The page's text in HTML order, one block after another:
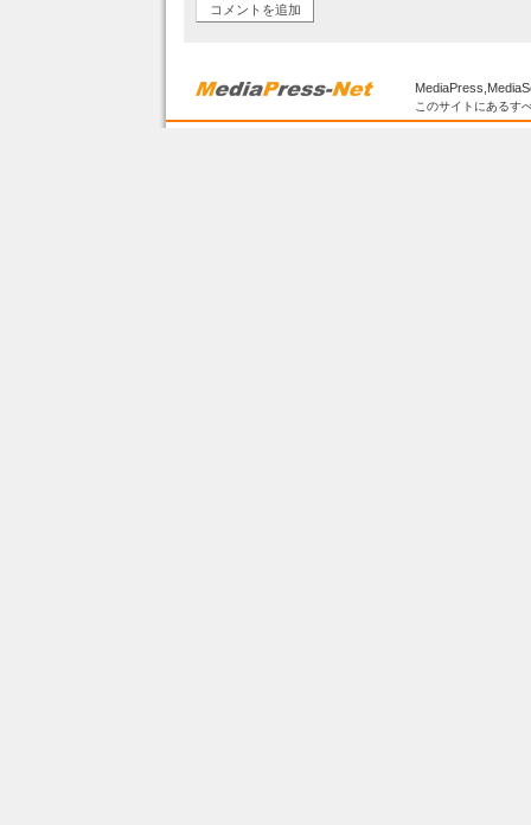
このサイトにあるす